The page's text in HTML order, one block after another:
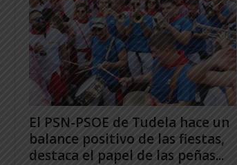
El PSN-PSOE de Tudela hace un
balance positivo de las fiestas,
destaca el papel de las peñas...